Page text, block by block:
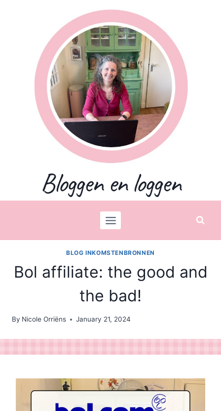
Bloggen en loggen
BLOG INKOMSTENBRONNEN
Bol affiliate: the good and
the bad!
By Nicole Orriëns January 21, 2024